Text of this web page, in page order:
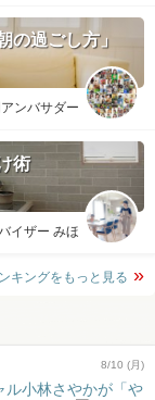
の過ごし方」
ンバサダー
術
イザー みほ
キングをもっと見る
8/10 (月)
ル小林さやかが「や